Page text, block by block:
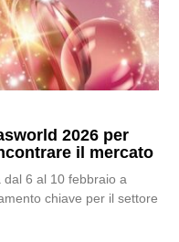
2026 per
il mercato
6 al 10 febbraio a
chiave per il settore